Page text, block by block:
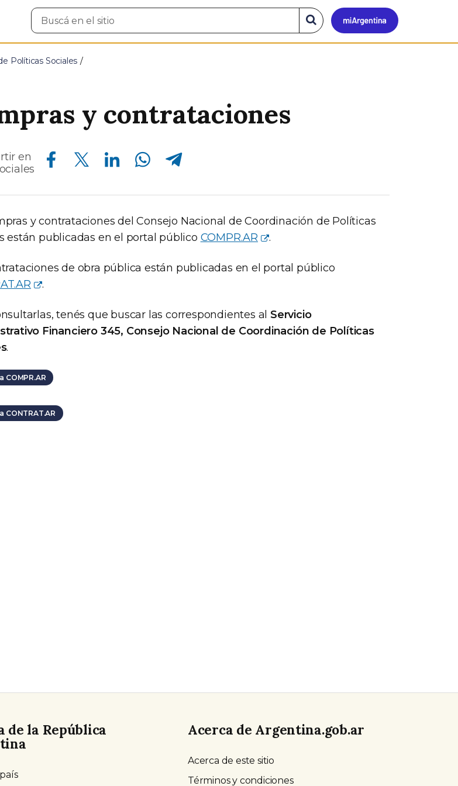
Mi
Buscar
en
Buscar
en
el
Políticas Sociales
y contrataciones
en
Compartir en Facebook Compartir en Twitter Compartir en Linkedin Compartir en Whatsapp Compartir en Telegram
y contrataciones del Consejo Nacional de Coordinación de Políticas
están publicadas en el portal público COMPR.AR .
de obra pública están publicadas en el portal público
.
tenés que buscar las correspondientes al Servicio
Financiero 345, Consejo Nacional de Coordinación de Políticas
.
COMPR.AR
CONTRAT.AR
de la República
Acerca de Argentina.gob.ar
Acerca de este sitio
Términos y condiciones